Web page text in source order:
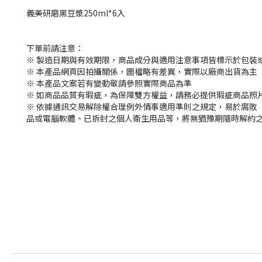
義美研磨黑豆漿250ml*6入
下單前請注意：
※ 製造日期與有效期限，商品成分與適用注意事項皆標示於包裝
※ 本產品網頁因拍攝關係，圖檔略有差異，實際以廠商出貨為主
※ 本產品文案若有變動敬請參照實際商品為準
※ 如商品品質有瑕疵，為保障雙方權益，請務必提供瑕疵商品
※ 依據通訊交易解除權合理例外情事適用準則之規定，易於腐
品或電腦軟體、已拆封之個人衛生用品等，將無猶豫期隨時解約